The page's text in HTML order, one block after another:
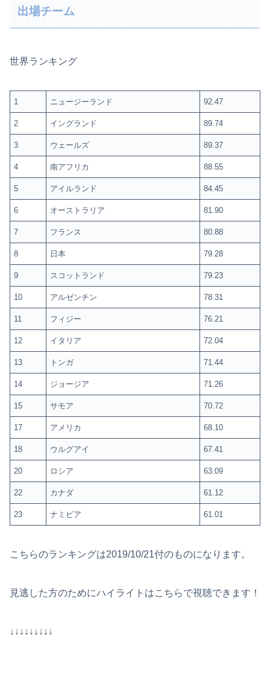
出場チーム
世界ランキング
1 ニュージーランド 92.47
2 イングランド 89.74
3 ウェールズ 89.37
4 南アフリカ 88.55
5 アイルランド 84.45
6 オーストラリア 81.90
7 フランス 80.88
8 日本 79.28
9 スコットランド 79.23
10 アルゼンチン 78.31
11 フィジー 76.21
12 イタリア 72.04
13 トンガ 71.44
14 ジョージア 71.26
15 サモア 70.72
17 アメリカ 68.10
18 ウルグアイ 67.41
20 ロシア 63.09
22 カナダ 61.12
23 ナミビア 61.01
こちらのランキングは2019/10/21付のものになります。
見逃した方のためにハイライトはこちらで視聴できます！
↓↓↓↓↓↓↓↓↓